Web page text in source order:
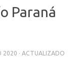
Paraná
2020 · ACTUALIZADO